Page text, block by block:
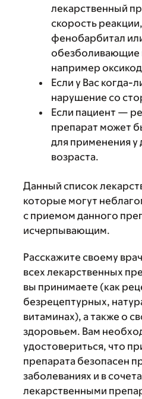
лекарственный
скорость
фенобарбитал
обезболивающие
например
Если у Вас когда-
нарушение со
Если пациент —
препарат может
для применения
возраста.
Данный список
которые могут
с приемом данного
исчерпывающим.
Расскажите своему
всех лекарственных
вы принимаете (как
безрецептурных,
витаминах), а также о
здоровьем. Вам
удостовериться, что
препарата безопасен
заболеваниях и в
лекарственными